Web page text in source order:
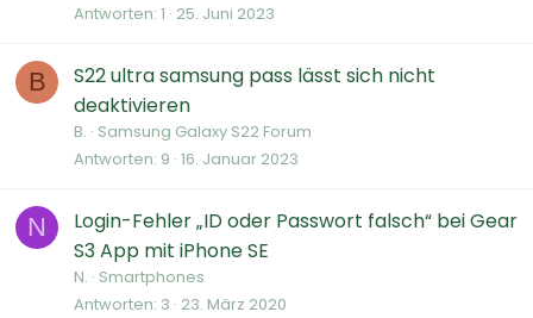
Antworten 1 25. Juni 2023
B
S22 ultra samsung pass lässt sich nicht
deaktivieren
B. Samsung Galaxy S22 Forum
Antworten 9 16. Januar 2023
N
Login-Fehler „ID oder Passwort falsch“ bei Gear
S3 App mit iPhone SE
N. Smartphones
Antworten 3 23. März 2020